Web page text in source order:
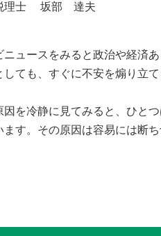
理士 坂部 達夫
ュースをみると政治や経済
しても、すぐに不安を煽り立
因を冷静に見てみると、ひと
ます。その原因は容易には断